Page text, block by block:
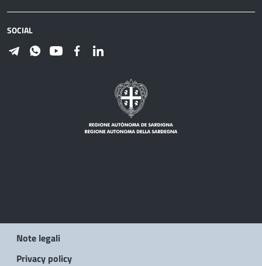
SOCIAL
Note legali
Privacy policy